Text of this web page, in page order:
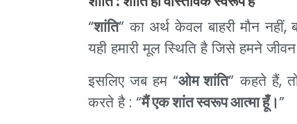
“शांति” का अर्थ केवल बाहरी मौन
यही हमारी मूल स्थिति है जिसे हमने
इसलिए जब हम “ओम शांति” कहते हैं,
करते है : “मैं एक शांत स्वरूप आत्मा हूँ।”